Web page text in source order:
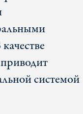
системой